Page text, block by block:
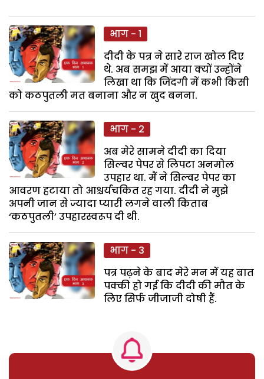
भाग - 1
दीदी के पत्र ने सारे राज खोल दिए
थे. अब समझ में आया क्यों उन्होंने
लिखा था कि जिंदगी में कभी किसी
को कठपुतली मत बनाना और न खुद बनना.
भाग - 2
अब मेरे सामने दीदी का दिया
सिल्वर पेपर से लिपटा अनमोल
उपहार था. मैं ने सिल्वर पेपर का
आवरण हटाया तो आश्चर्यचकित रह गया. दीदी ने मुझे
अपनी जान से ज्यादा प्यारी लगने वाली किताब
‘कठपुतली’ उपहारस्वरूप दी थी.
भाग - 3
पत्र पढ़ने के बाद मेरे मन में यह बात
पक्की हो गई कि दीदी की मौत के
लिए सिर्फ जीजाजी दोषी हैं.